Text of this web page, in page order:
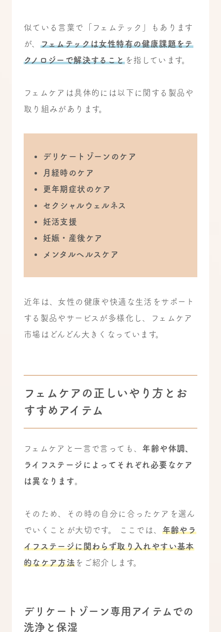
似ている言葉で「フェムテック」もあります
が、 フェムテックは女性特有の健康課題をテ
クノロジーで解決することを指しています。
フェムケアは具体的には以下に関する製品や
取り組みがあります。
デリケートゾーンのケア
月経時のケア
更年期症状のケア
セクシャルウェルネス
妊活支援
妊娠・産後ケア
メンタルヘルスケア
近年は、女性の健康や快適な生活をサポート
する製品やサービスが多様化し、フェムケア
市場はどんどん大きくなっています。
フェムケアの正しいやり方とお
すすめアイテム
フェムケアと一言で言っても、 年齢や体調、
ライフステージによってそれぞれ必要なケア
は異なります 。
そのため、その時の自分に合ったケアを選ん
でいくことが大切です。 ここでは、 年齢やラ
イフステージに関わらず取り入れやすい基本
的なケア方法 をご紹介します。
デリケートゾーン専用アイテムでの
洗浄と保湿